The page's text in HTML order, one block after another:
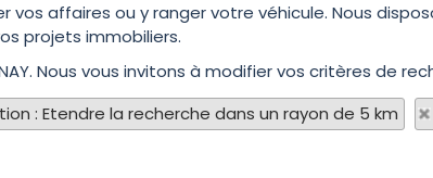
affaires ou y ranger votre véhicule. Nous
projets immobiliers.
Nous vous invitons à modifier vos critères de
: Etendre la recherche dans un rayon de 5 km